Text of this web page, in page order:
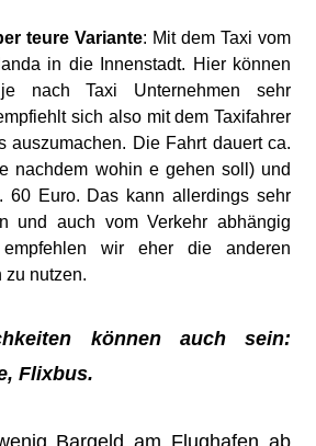
teure Variante: Mit dem Taxi vom
in die Innenstadt. Hier können
nach Taxi Unternehmen sehr
sich also mit dem Taxifahrer
auszumachen. Die Fahrt dauert ca.
nachdem wohin e gehen soll) und
60 Euro. Das kann allerdings sehr
und auch vom Verkehr abhängig
wir eher die anderen
zu nutzen.
können auch sein:
Flixbus.
Bargeld am Flughafen ab